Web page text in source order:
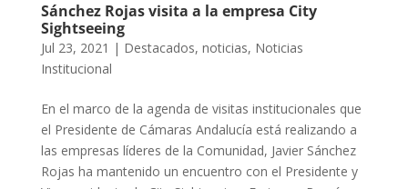
Sánchez Rojas visita a la empresa City
Sightseeing
Jul 23, 2021 | Destacados, noticias, Noticias
Institucional
En el marco de la agenda de visitas institucionales que
el Presidente de Cámaras Andalucía está realizando a
las empresas líderes de la Comunidad, Javier Sánchez
Rojas ha mantenido un encuentro con el Presidente y